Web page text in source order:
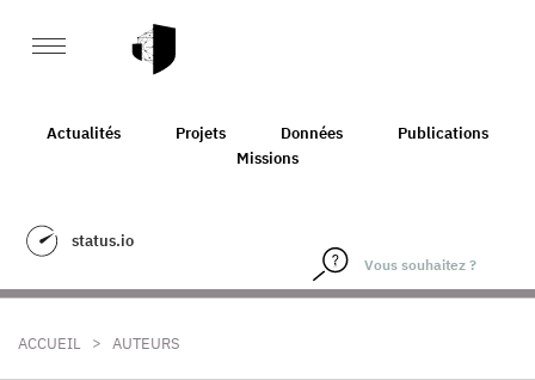
Actualités Projets Données
Publications
Missions
status.io
ACCUEIL > AUTEURS